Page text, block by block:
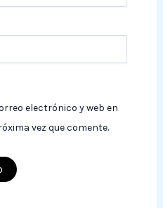
electrónico y web en
vez que comente.